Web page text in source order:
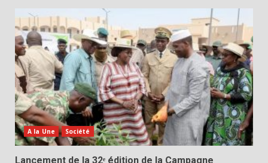
A la Une Société
Lancement de la 32ᵉ édition de la Campagne